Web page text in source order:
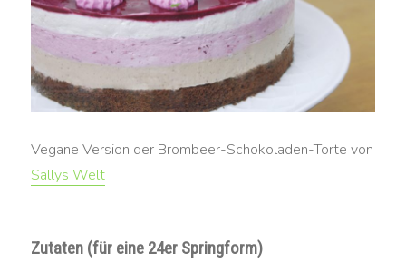
Vegane Version der Brombeer-Schokoladen-Torte von
Sallys Welt
Zutaten (für eine 24er Springform)